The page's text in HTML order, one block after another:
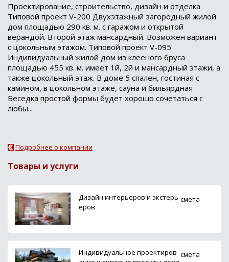
Проектирование, строительство, дизайн и отделка
Типовой проект V-200 Двухэтажный загородный жилой
дом площадью 290 кв. м. с гаражом и открытой
верандой. Второй этаж мансардный. Возможен вариант
с цокольным этажом. Типовой проект V-095
Индивидуальный жилой дом из клееного бруса
площадью 455 кв. м. имеет 1й, 2й и мансардный этажи, а
также цокольный этаж. В доме 5 спален, гостиная с
камином, в цокольном этаже, сауна и бильярдная
Беседка простой формы будет хорошо сочетаться с
любы...
Подробнее о компании
Товары и услуги
Дизайн интерьеров и экстерь
еров
смета
Индивидуальное проектиров смета